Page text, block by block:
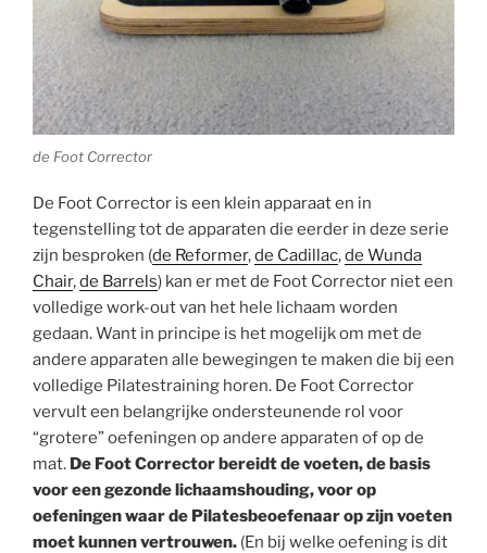
de Foot Corrector
De Foot Corrector is een klein apparaat en in
tegenstelling tot de apparaten die eerder in deze serie
zijn besproken (de Reformer,de Cadillac,de Wunda
Chair,de Barrels) kan er met de Foot Corrector niet een
volledige work-out van het hele lichaam worden
gedaan. Want in principe is het mogelijk om met de
andere apparaten alle bewegingen te maken die bij een
volledige Pilatestraining horen. De Foot Corrector
vervult een belangrijke ondersteunende rol voor
“grotere” oefeningen op andere apparaten of op de
mat. De Foot Corrector bereidt de voeten, de basis
voor een gezonde lichaamshouding, voor op
oefeningen waar de Pilatesbeoefenaar op zijn voeten
moet kunnen vertrouwen. (En bij welke oefening is dit